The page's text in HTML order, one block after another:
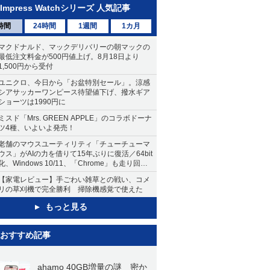
Impress Watchシリーズ 人気記事
間 24時間 1週間 1カ月
クドナルド、マックデリバリーの朝マックの
低注文料金が500円値上げ。8月18日より
円から受付
ニクロ、今日から「お盆特別セール」。涼感
アサッカーワンピース待望値下げ、撥水ギア
ョーツは1990円に
スド「Mrs. GREEN APPLE」のコラボドーナ
4種、いよいよ発売！
舗のマウスユーティリティ「チューチューマ
ス」がAIの力を借りて15年ぶりに復活／64bit
、Windows 10/11、「Chrome」も走り回
。復活記念で2026年末まで500円
家電レビュー】手ごわい雑草との戦い、コメ
の草刈機で完全勝利 掃除機感覚で使えた
もっと見る
おすすめ記事
ahamo 40GB増量の謎 密か